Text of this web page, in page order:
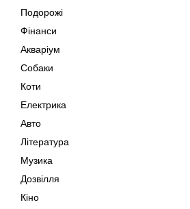
Подорожі
Фінанси
Акваріум
Собаки
Коти
Електрика
Авто
Література
Музика
Дозвілля
Кіно